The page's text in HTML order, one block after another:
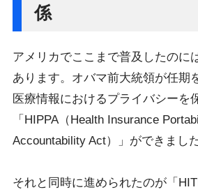
係
アメリカでここまで普及したのに
あります。オバマ前大統領が任期
医療情報におけるプライバシーを
「HIPPA（Health Insurance
Accountability Act）」ができました
それと同時に進められたのが「